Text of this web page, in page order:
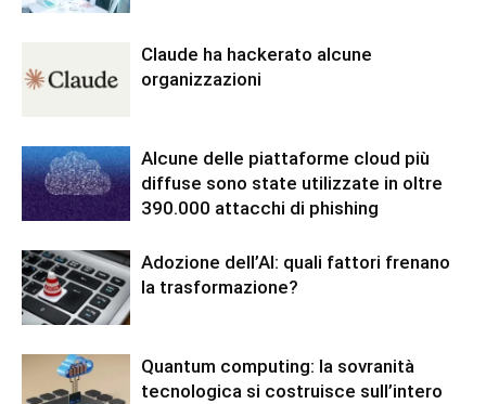
Claude ha hackerato alcune
organizzazioni
Alcune delle piattaforme cloud più
diffuse sono state utilizzate in oltre
390.000 attacchi di phishing
Adozione dell’AI: quali fattori frenano
la trasformazione?
Quantum computing: la sovranità
tecnologica si costruisce sull’intero